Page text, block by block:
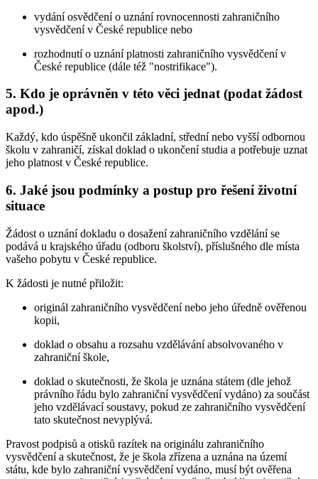
vydání osvědčení o uznání rovnocennosti zahraničního
vysvědčení v České republice nebo
rozhodnutí o uznání platnosti zahraničního vysvědčení v
České republice (dále též "nostrifikace").
5. Kdo je oprávněn v této věci jednat (podat žádost
apod.)
Každý, kdo úspěšně ukončil základní, střední nebo vyšší odbornou
školu v zahraničí, získal doklad o ukončení studia a potřebuje uznat
jeho platnost v České republice.
6. Jaké jsou podmínky a postup pro řešení životní
situace
Žádost o uznání dokladu o dosažení zahraničního vzdělání se
podává u krajského úřadu (odboru školství), příslušného dle místa
vašeho pobytu v České republice.
K žádosti je nutné přiložit:
originál zahraničního vysvědčení nebo jeho úředně ověřenou
kopii,
doklad o obsahu a rozsahu vzdělávání absolvovaného v
zahraniční škole,
doklad o skutečnosti, že škola je uznána státem (dle jehož
právního řádu bylo zahraniční vysvědčení vydáno) za součást
jeho vzdělávací soustavy, pokud ze zahraničního vysvědčení
tato skutečnost nevyplývá.
Pravost podpisů a otisků razítek na originálu zahraničního
vysvědčení a skutečnost, že je škola zřízena a uznána na území
státu, kde bylo zahraniční vysvědčení vydáno, musí být ověřena